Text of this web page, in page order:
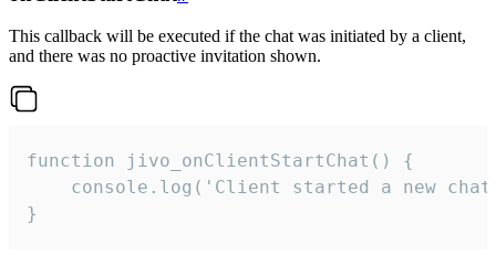
This callback will be executed if the chat was initiated by a client,
and there was no proactive invitation shown.
function jivo_onClientStartChat() {
console.log('Client started a new
}